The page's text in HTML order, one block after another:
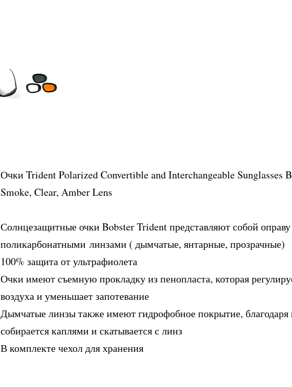
Очки Trident Polarized Convertible and Interchangeable Sunglasses
Smoke, Clear, Amber Lens
Солнцезащитные очки Bobster Trident представляют собой
поликарбонатными линзами ( дымчатые, янтарные, прозрачные)
100% защита от ультрафиолета
Очки имеют съемную прокладку из пенопласта, которая
воздуха и уменьшает запотевание
Дымчатые линзы также имеют гидрофобное покрытие, благодаря
собирается каплями и скатывается с линз
В комплекте чехол для хранения